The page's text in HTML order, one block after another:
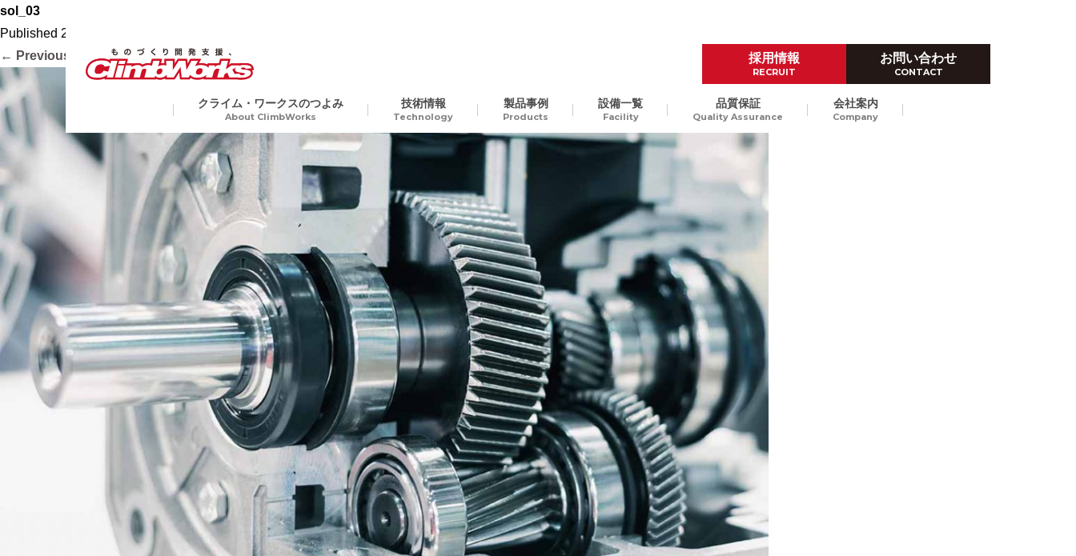
採用情報
RECRUIT
お問い合わせ
CONTACT
クライム・ワークスのつよみ
About ClimbWorks
試作・開発・量産総合支援 品質管理 開発工程の最適化
業界トップクラスの短納期 ODM生産 チャレンジ精神
技術情報
Technology
金属
Precision Machining
切削加工から各種表面処理、ギ
ア加工や電子ビーム溶接など、
複数工程を要する製品にも一貫
生産で対応
プラ、ガラス入りエンプラ
など。様々な樹脂素材に対
して、切削加工可能です
製品事例
Products
設備一覧
Facility
品質保証
Quality Assurance
会社案内
Company
sol_03
Published 2020.10.16
← Previous
Next →